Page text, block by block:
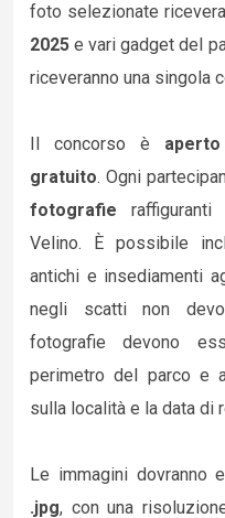
foto selezionate
2025 e vari gadget del
riceveranno una singola
Il concorso è
gratuito. Ogni
fotografie
Velino. È possibile
antichi e insediamenti
negli scatti non
fotografie devono
perimetro del parco e
sulla località e la data di
Le immagini dovranno
.jpg, con una